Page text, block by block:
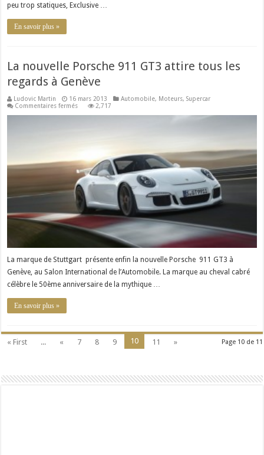
peu trop statiques, Exclusive …
En savoir plus »
La nouvelle Porsche 911 GT3 attire tous les
regards à Genève
Ludovic Martin 16 mars 2013 Automobile, Moteurs,Supercar
Commentaires ferméssur
les
regards
à
Genève
2,717
La marque de Stuttgart présente enfin la nouvelle Porsche 911 GT3 à
Genève, au Salon International de l’Automobile. La marque au cheval cabré
célèbre le 50ème anniversaire de la mythique …
En savoir plus »
Page 10 de 11
« First ... « 7 8 9 10 11 »